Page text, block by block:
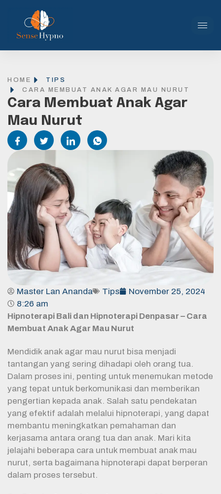
HOME
TIPS
CARA MEMBUAT ANAK AGAR MAU NURUT
Cara Membuat Anak Agar
Mau Nurut
Master Lan Ananda Tips
November 25, 2024
8:26 am
Hipnoterapi Bali dan Hipnoterapi Denpasar – Cara
Membuat Anak Agar Mau Nurut
Mendidik anak agar mau nurut bisa menjadi
tantangan yang sering dihadapi oleh orang tua.
Dalam proses ini, penting untuk menemukan metode
yang tepat untuk berkomunikasi dan memberikan
pengertian kepada anak. Salah satu pendekatan
yang efektif adalah melalui hipnoterapi, yang dapat
membantu meningkatkan pemahaman dan
kerjasama antara orang tua dan anak. Mari kita
jelajahi beberapa cara untuk membuat anak mau
nurut, serta bagaimana hipnoterapi dapat berperan
dalam proses tersebut.